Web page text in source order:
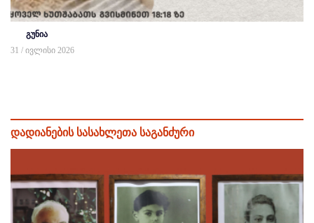
გუნია
31 / ივლისი 2026
დადიანების სასახლეთა საგანძური